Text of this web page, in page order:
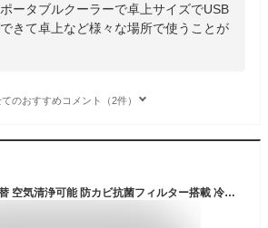
ータブルクーラーで卓上サイズでUSB
きて卓上など様々な場所で使うことが
のおすすめコメント（2件）
ミニクーラー 3段階切替 空気清浄可能 防カビ抗菌フィルター搭載 冷風扇 卓上 小型 冷風機 氷 水 ミニエアコンファン 卓上冷風機 ポータブルエアコン USB給電 500ml 大容量タンク 加湿機能 冷却機能 夜間ライト 自宅 寝室 車中泊 キャンプ 熱中症対策グッズ